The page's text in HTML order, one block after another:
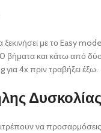
με το Easy
και κάτω από δύο
4x πριν τραβήξει έξω.
να προσαρμόσεις